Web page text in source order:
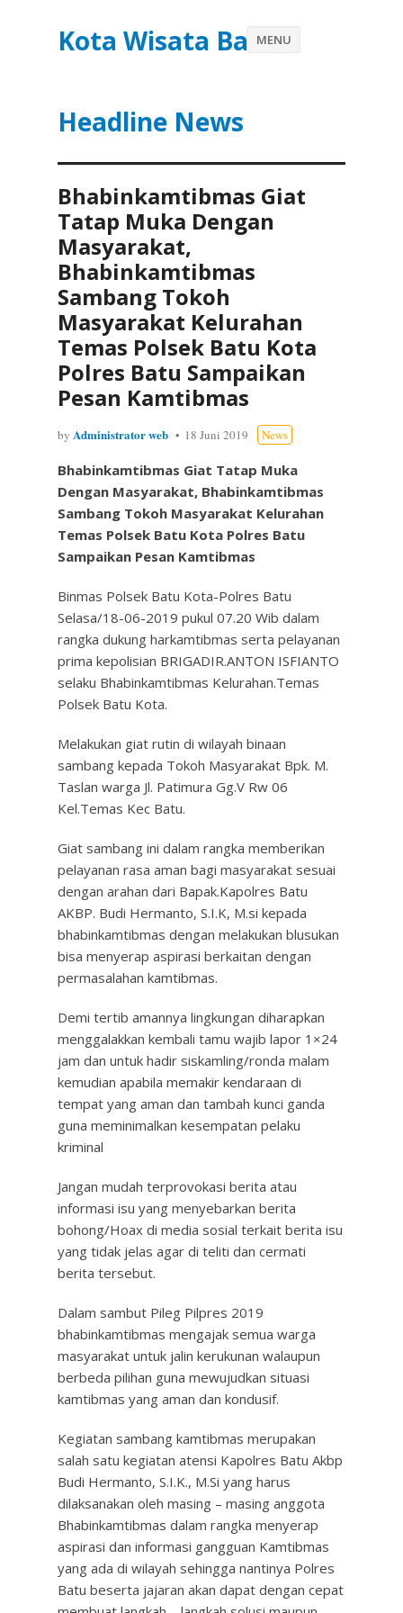
Kota Wisata Batu
Headline News
MENU
Bhabinkamtibmas Giat
Tatap Muka Dengan
Masyarakat,
Bhabinkamtibmas
Sambang Tokoh
Masyarakat Kelurahan
Temas Polsek Batu Kota
Polres Batu Sampaikan
Pesan Kamtibmas
by Administrator web 18 Juni 2019 News
Bhabinkamtibmas Giat Tatap Muka
Dengan Masyarakat, Bhabinkamtibmas
Sambang Tokoh Masyarakat Kelurahan
Temas Polsek Batu Kota Polres Batu
Sampaikan Pesan Kamtibmas
Binmas Polsek Batu Kota-Polres Batu
Selasa/18-06-2019 pukul 07.20 Wib dalam
rangka dukung harkamtibmas serta pelayanan
prima kepolisian BRIGADIR.ANTON ISFIANTO
selaku Bhabinkamtibmas Kelurahan.Temas
Polsek Batu Kota.
Melakukan giat rutin di wilayah binaan
sambang kepada Tokoh Masyarakat Bpk. M.
Taslan warga Jl. Patimura Gg.V Rw 06
Kel.Temas Kec Batu.
Giat sambang ini dalam rangka memberikan
pelayanan rasa aman bagi masyarakat sesuai
dengan arahan dari Bapak.Kapolres Batu
AKBP. Budi Hermanto, S.I.K, M.si kepada
bhabinkamtibmas dengan melakukan blusukan
bisa menyerap aspirasi berkaitan dengan
permasalahan kamtibmas.
Demi tertib amannya lingkungan diharapkan
menggalakkan kembali tamu wajib lapor 1×24
jam dan untuk hadir siskamling/ronda malam
kemudian apabila memakir kendaraan di
tempat yang aman dan tambah kunci ganda
guna meminimalkan kesempatan pelaku
kriminal
Jangan mudah terprovokasi berita atau
informasi isu yang menyebarkan berita
bohong/Hoax di media sosial terkait berita isu
yang tidak jelas agar di teliti dan cermati
berita tersebut.
Dalam sambut Pileg Pilpres 2019
bhabinkamtibmas mengajak semua warga
masyarakat untuk jalin kerukunan walaupun
berbeda pilihan guna mewujudkan situasi
kamtibmas yang aman dan kondusif.
Kegiatan sambang kamtibmas merupakan
salah satu kegiatan atensi Kapolres Batu Akbp
Budi Hermanto, S.I.K., M.Si yang harus
dilaksanakan oleh masing – masing anggota
Bhabinkamtibmas dalam rangka menyerap
aspirasi dan informasi gangguan Kamtibmas
yang ada di wilayah sehingga nantinya Polres
Batu beserta jajaran akan dapat dengan cepat